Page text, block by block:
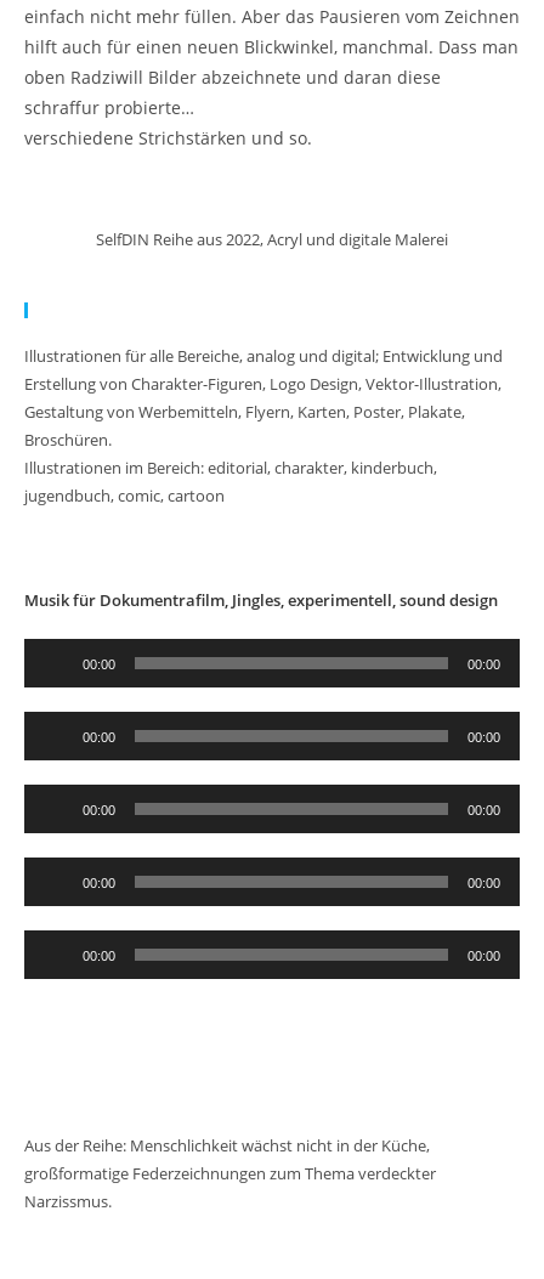
einfach nicht mehr füllen. Aber das Pausieren vom Zeichnen
hilft auch für einen neuen Blickwinkel, manchmal. Dass man
oben Radziwill Bilder abzeichnete und daran diese
schraffur probierte…
verschiedene Strichstärken und so.
SelfDIN Reihe aus 2022, Acryl und digitale Malerei
Illustrationen für alle Bereiche, analog und digital; Entwicklung und
Erstellung von Charakter-Figuren, Logo Design, Vektor-Illustration,
Gestaltung von Werbemitteln, Flyern, Karten, Poster, Plakate,
Broschüren.
Illustrationen im Bereich: editorial, charakter, kinderbuch,
jugendbuch, comic, cartoon
Musik für Dokumentrafilm, Jingles, experimentell, sound design
00:00 00:00
00:00 00:00
00:00 00:00
00:00 00:00
00:00 00:00
Aus der Reihe: Menschlichkeit wächst nicht in der Küche,
großformatige Federzeichnungen zum Thema verdeckter
Narzissmus.